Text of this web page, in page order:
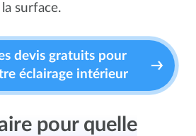
surface.
devis gratuits pour
éclairage intérieur
pour quelle